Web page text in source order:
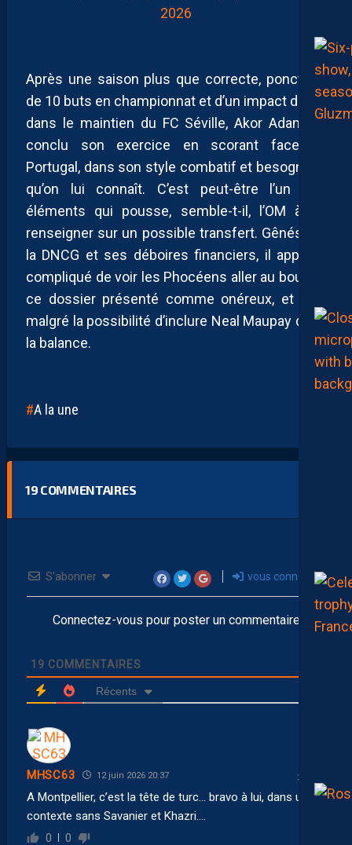
2026
Après une saison plus que correcte, ponctuée
de 10 buts en championnat et d’un impact direct
dans le maintien du FC Séville, Akor Adams a
conclu son exercice en scorant face au
Portugal, dans son style combatif et besogneux
qu’on lui connaît. C’est peut-être l’un des
éléments qui pousse, semble-t-il, l’OM à se
renseigner sur un possible transfert. Gênés par
la DNCG et ses déboires financiers, il apparaît
compliqué de voir les Phocéens aller au bout de
ce dossier présenté comme onéreux, et cela
malgré la possibilité d’inclure Neal Maupay dans
la balance.
A la une
19 COMMENTAIRES
S’abonner vous connecter
Connectez-vous pour poster un commentaire
19 COMMENTAIRES
Récents
MHSC63 12 juin 2026 20:37
A Montpellier, c’est la tête de turc… bravo à lui, dans un
contexte sans Savanier et Khazri….
0 0